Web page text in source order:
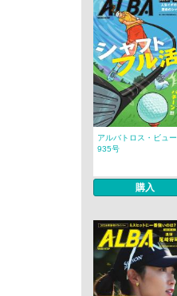
アルバトロス・ビュー
935号
購入